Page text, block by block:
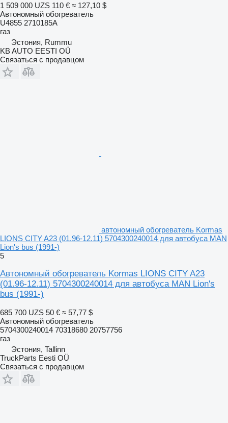
1 509 000 UZS 110 € ≈ 127,10 $
Автономный обогреватель
U4855 2710185A
газ
Эстония, Rummu
KB AUTO EESTI OÜ
Связаться с продавцом
автономный обогреватель Kormas
LIONS CITY A23 (01.96-12.11) 5704300240014 для автобуса MAN
Lion's bus (1991-)
5
Автономный обогреватель Kormas LIONS CITY A23
(01.96-12.11) 5704300240014 для автобуса MAN Lion's
bus (1991-)
685 700 UZS 50 € ≈ 57,77 $
Автономный обогреватель
5704300240014 70318680 20757756
газ
Эстония, Tallinn
TruckParts Eesti OÜ
Связаться с продавцом